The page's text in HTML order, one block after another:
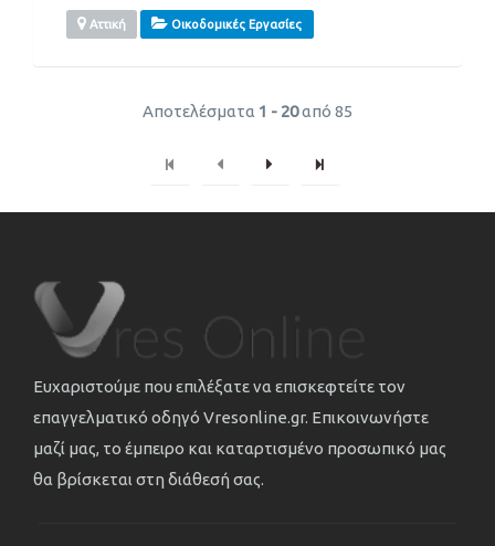
Αττική Οικοδομικές Εργασίες
Αποτελέσματα 1 - 20από 85
Ευχαριστούμε που επιλέξατε να επισκεφτείτε τον
επαγγελματικό οδηγό Vresonline.gr. Επικοινωνήστε
μαζί μας, το έμπειρο και καταρτισμένο προσωπικό μας
θα βρίσκεται στη διάθεσή σας.